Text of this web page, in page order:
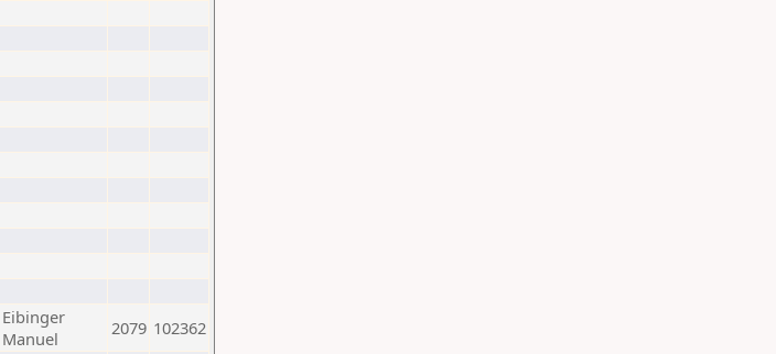
Eibinger
Manuel
2079 102362